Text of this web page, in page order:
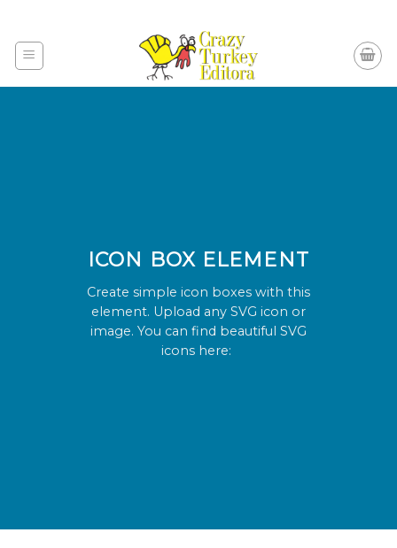
content
ICON BOX ELEMENT
Create simple icon boxes with this
element. Upload any SVG icon or
image. You can find beautiful SVG
icons here: